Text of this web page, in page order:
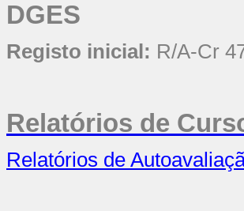
DGES
Registo inicial: R/A-Cr
Relatórios de
Relatórios de